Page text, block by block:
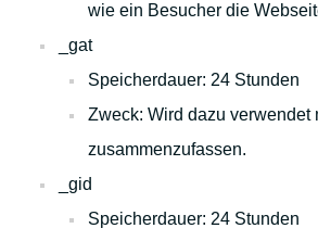
wie ein Besucher die
_gat
Speicherdauer: 24 Stunden
Zweck: Wird dazu verwendet
zusammenzufassen.
_gid
Speicherdauer: 24 Stunden